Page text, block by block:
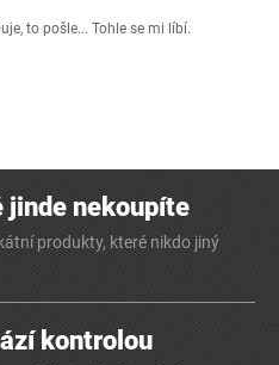
to pošle... Tohle se mi líbí.
jinde nekoupíte
produkty, které nikdo jiný
kontrolou